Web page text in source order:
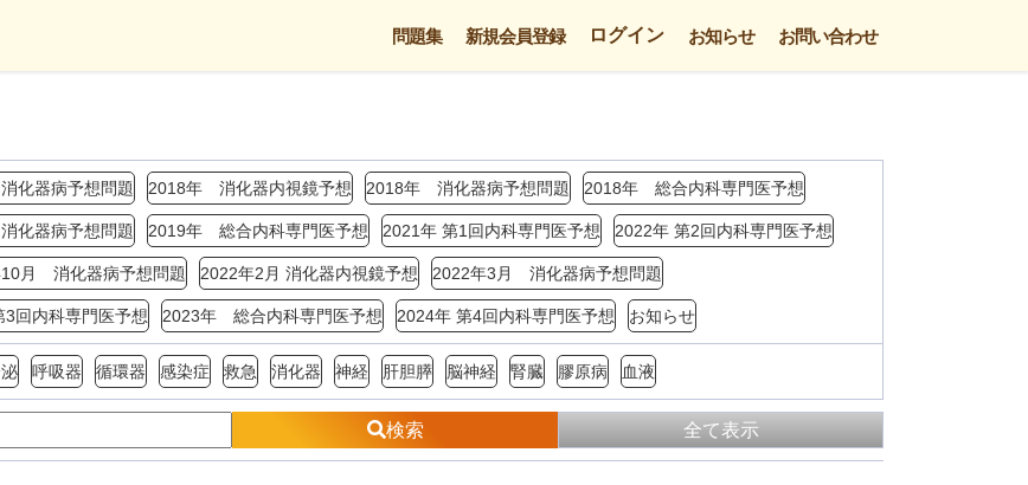
問題集 新規会員登録 ログイン お知らせ お問い合わせ
化器病予想問題 2018年 消化器内視鏡予想 2018年 消化器病予想問題 2018年 総合内科専門医予想
化器病予想問題 2019年 総合内科専門医予想 2021年 第1回内科専門医予想 2022年 第2回内科専門医予想
月 消化器病予想問題 2022年2月 消化器内視鏡予想 2022年3月 消化器病予想問題
3回内科専門医予想 2023年 総合内科専門医予想 2024年 第4回内科専門医予想 お知らせ
呼吸器 循環器 感染症 救急 消化器 神経 肝胆膵 脳神経 腎臓 膠原病 血液
検索 全て表示